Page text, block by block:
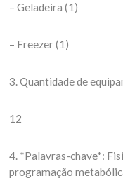
– Geladeira (1)
– Freezer (1)
3. Quantidade de
12
4. *Palavras-chave*:
programação